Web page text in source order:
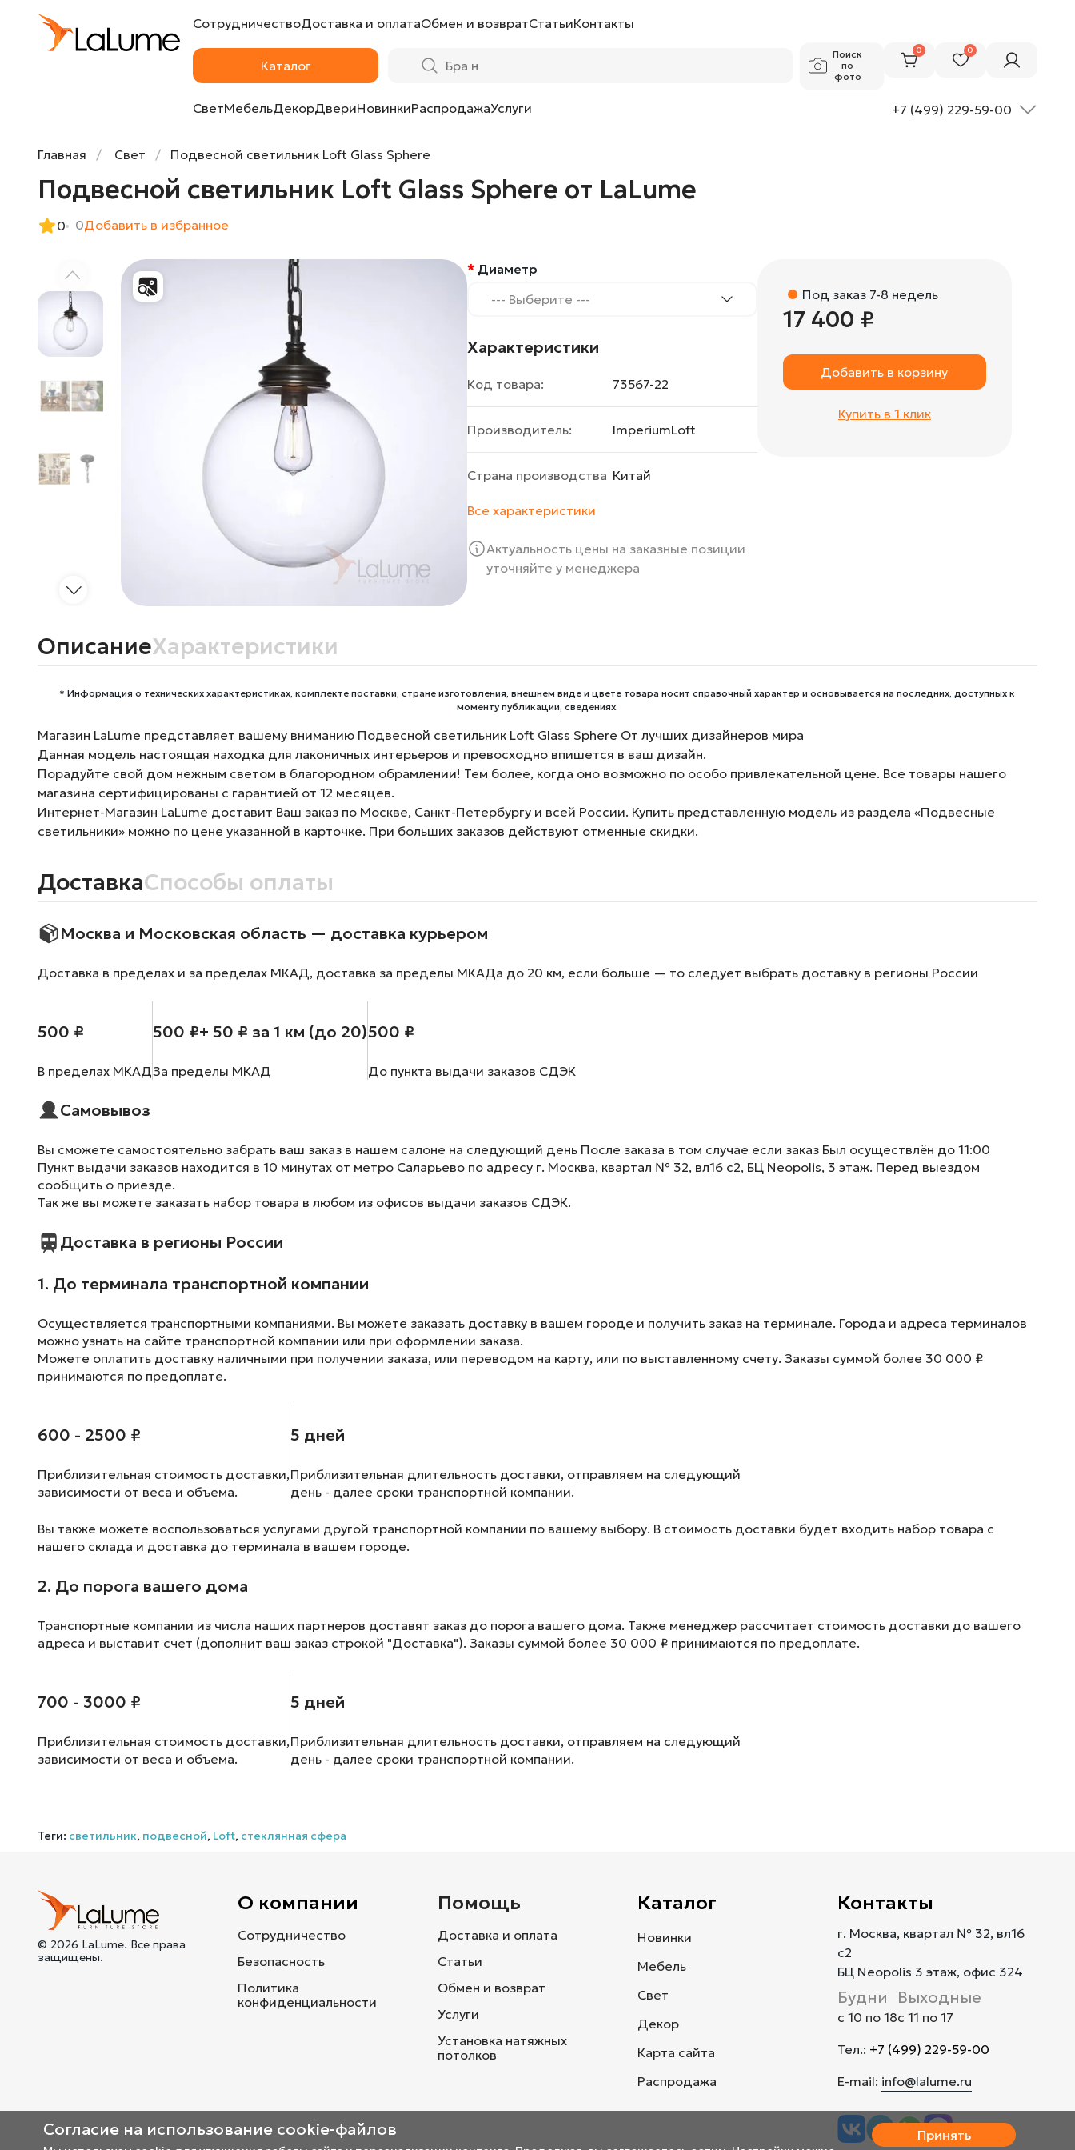
СотрудничествоДоставка и оплатаОбмен и возвратСтатьиКонтакты
Каталог
Поиск
по
фото
0 0
СветМебельДекорДвериНовинкиРаспродажаУслуги +7 (499) 229-59-00
Главная Свет Подвесной светильник Loft Glass Sphere
Подвесной светильник Loft Glass Sphere от LaLume
0 0Добавить в избранное
Диаметр
--- Выберите ---
Характеристики
Код товара: 73567-22
Производитель: ImperiumLoft
Страна производства Китай
Все характеристики
Актуальность цены на заказные позиции
уточняйте у менеджера
Под заказ 7-8 недель
17 400 ₽
Добавить в корзину
Купить в 1 клик
ОписаниеХарактеристики
* Информация о технических характеристиках, комплекте поставки, стране изготовления, внешнем виде и цвете товара носит справочный характер и основывается на последних, доступных к
моменту публикации, сведениях.
Магазин LaLume представляет вашему вниманию Подвесной светильник Loft Glass Sphere От лучших дизайнеров мира
Данная модель настоящая находка для лаконичных интерьеров и превосходно впишется в ваш дизайн.
Порадуйте свой дом нежным светом в благородном обрамлении! Тем более, когда оно возможно по особо привлекательной цене. Все товары нашего
магазина сертифицированы с гарантией от 12 месяцев.
Интернет-Магазин LaLume доставит Ваш заказ по Москве, Санкт-Петербургу и всей России. Купить представленную модель из раздела «Подвесные
светильники» можно по цене указанной в карточке. При больших заказов действуют отменные скидки.
ДоставкаСпособы оплаты
Москва и Московская область — доставка курьером
Доставка в пределах и за пределах МКАД, доставка за пределы МКАДа до 20 км, если больше — то следует выбрать доставку в регионы России
500 ₽
В пределах МКАД
500 ₽+ 50 ₽ за 1 км (до 20)
За пределы МКАД
500 ₽
До пункта выдачи заказов СДЭК
Самовывоз
Вы сможете самостоятельно забрать ваш заказ в нашем салоне на следующий день После заказа в том случае если заказ Был осуществлён до 11:00
Пункт выдачи заказов находится в 10 минутах от метро Саларьево по адресу г. Москва, квартал № 32, вл16 с2, БЦ Neopolis, 3 этаж. Перед выездом
сообщить о приезде.
Так же вы можете заказать набор товара в любом из офисов выдачи заказов СДЭК.
Доставка в регионы России
1. До терминала транспортной компании
Осуществляется транспортными компаниями. Вы можете заказать доставку в вашем городе и получить заказ на терминале. Города и адреса терминалов
можно узнать на сайте транспортной компании или при оформлении заказа.
Можете оплатить доставку наличными при получении заказа, или переводом на карту, или по выставленному счету. Заказы суммой более 30 000 ₽
принимаются по предоплате.
600 - 2500 ₽
Приблизительная стоимость доставки,
зависимости от веса и объема.
5 дней
Приблизительная длительность доставки, отправляем на следующий
день - далее сроки транспортной компании.
Вы также можете воспользоваться услугами другой транспортной компании по вашему выбору. В стоимость доставки будет входить набор товара с
нашего склада и доставка до терминала в вашем городе.
2. До порога вашего дома
Транспортные компании из числа наших партнеров доставят заказ до порога вашего дома. Также менеджер рассчитает стоимость доставки до вашего
адреса и выставит счет (дополнит ваш заказ строкой "Доставка"). Заказы суммой более 30 000 ₽ принимаются по предоплате.
700 - 3000 ₽
Приблизительная стоимость доставки,
зависимости от веса и объема.
5 дней
Приблизительная длительность доставки, отправляем на следующий
день - далее сроки транспортной компании.
Подвесной светильник Loft Glass Sphere от LaLume
Теги: светильник, подвесной, Loft, стеклянная сфера
© 2026 LaLume. Все права
защищены.
О компании
Сотрудничество
Безопасность
Политика
конфиденциальности
Помощь
Доставка и оплата
Статьи
Обмен и возврат
Услуги
Установка натяжных
потолков
Каталог
Новинки
Мебель
Свет
Декор
Карта сайта
Распродажа
Контакты
г. Москва, квартал № 32, вл16
с2
БЦ Neopolis 3 этаж, офис 324
Будни
с 10 по 18
Выходные
с 11 по 17
Тел.: +7 (499) 229-59-00
E-mail: info@lalume.ru
Согласие на использование cookie-файлов Принять